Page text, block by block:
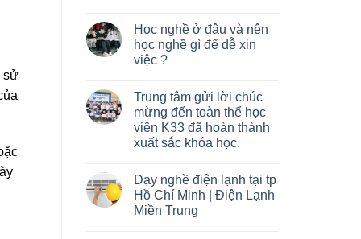
sử
Học nghề ở đâu và nên
học nghề gì để dễ xin
việc ?
Trung tâm gửi lời chúc
mừng đến toàn thể học
viên K33 đã hoàn thành
xuất sắc khóa học.
Dạy nghề điện lạnh tại tp
Hồ Chí Minh | Điện Lạnh
Miền Trung